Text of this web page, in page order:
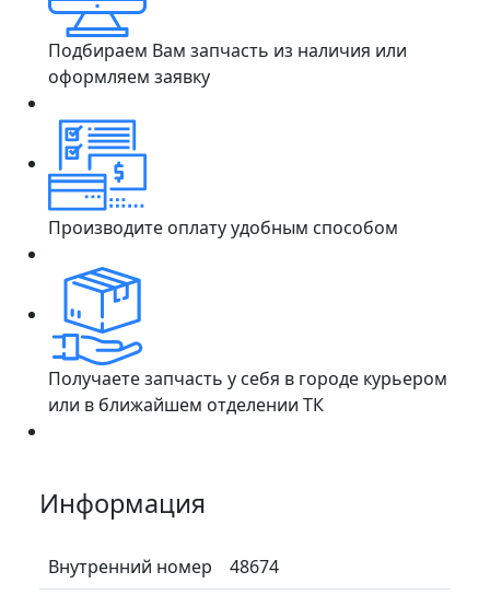
Подбираем Вам запчасть из наличия или
оформляем заявку
Производите оплату удобным способом
Получаете запчасть у себя в городе курьером
или в ближайшем отделении ТК
Информация
Внутренний номер 48674